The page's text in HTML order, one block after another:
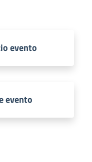
evento
evento